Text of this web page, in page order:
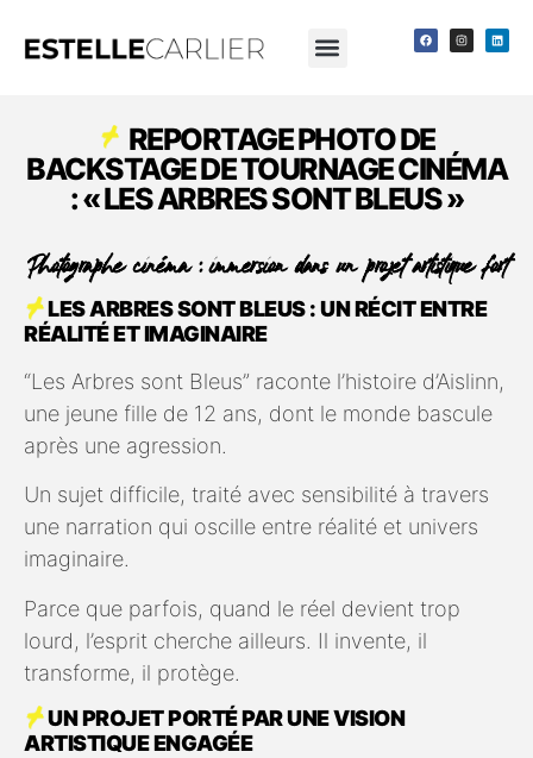
REPORTAGE PHOTO DE
BACKSTAGE DE TOURNAGE CINÉMA
: « LES ARBRES SONT BLEUS »
Photographe cinéma : immersion dans un projet artistique fort
LES ARBRES SONT BLEUS : UN RÉCIT ENTRE
RÉALITÉ ET IMAGINAIRE
“Les Arbres sont Bleus” raconte l’histoire d’Aislinn,
une jeune fille de 12 ans, dont le monde bascule
après une agression.
Un sujet difficile, traité avec sensibilité à travers
une narration qui oscille entre réalité et univers
imaginaire.
Parce que parfois, quand le réel devient trop
lourd, l’esprit cherche ailleurs. Il invente, il
transforme, il protège.
UN PROJET PORTÉ PAR UNE VISION
ARTISTIQUE ENGAGÉE